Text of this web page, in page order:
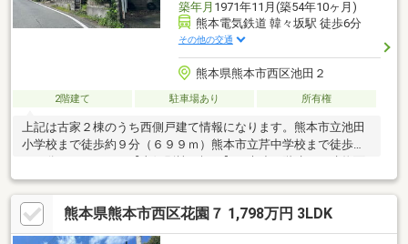
築年月 1971年11月(築54年10ヶ月)
熊本電気鉄道 韓々坂駅 徒歩6分
その他の交通
熊本県熊本市西区池田２
2階建て 駐車場あり 所有権
上記は古家２棟のうち西側戸建て情報になります。熊本市立池田
小学校まで徒歩約９分（６９９ｍ）熊本市立芹中学校まで徒歩約
積：３４．７９㎡（１０．５２坪）＊１ＬＤＫ（ＬＤＫ６帖／和
室８畳）
熊本県熊本市西区花園７ 1,798万円 3LDK